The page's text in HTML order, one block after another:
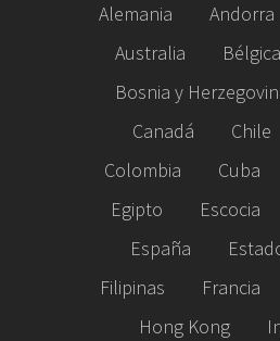
Alemania Andorra
Australia
Bélgica
Bosnia y
Canadá
Chile
Colombia
Cuba
Egipto
Escocia
España
Filipinas
Francia
Hong Kong